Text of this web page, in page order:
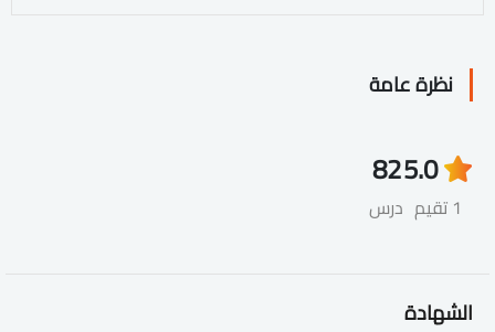
نظرة عامة
5.0
1 تقيم
82
درس
الشهادة